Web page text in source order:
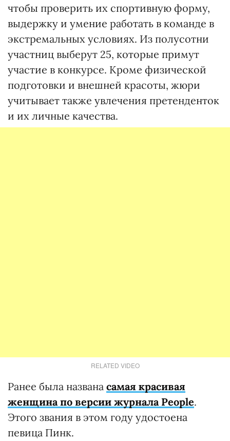
чтобы проверить их спортивную форму,
выдержку и умение работать в команде в
экстремальных условиях. Из полусотни
участниц выберут 25, которые примут
участие в конкурсе. Кроме физической
подготовки и внешней красоты, жюри
учитывает также увлечения претенденток
и их личные качества.
RELATED VIDEO
Ранее была названа самая красивая
женщина по версии журнала People.
Этого звания в этом году удостоена
певица Пинк.